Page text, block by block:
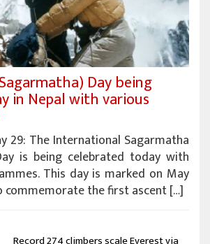
Day being
in Nepal with various
29: The International Sagarmatha
is being celebrated today with
This day is marked on May
commemorate the first ascent […]